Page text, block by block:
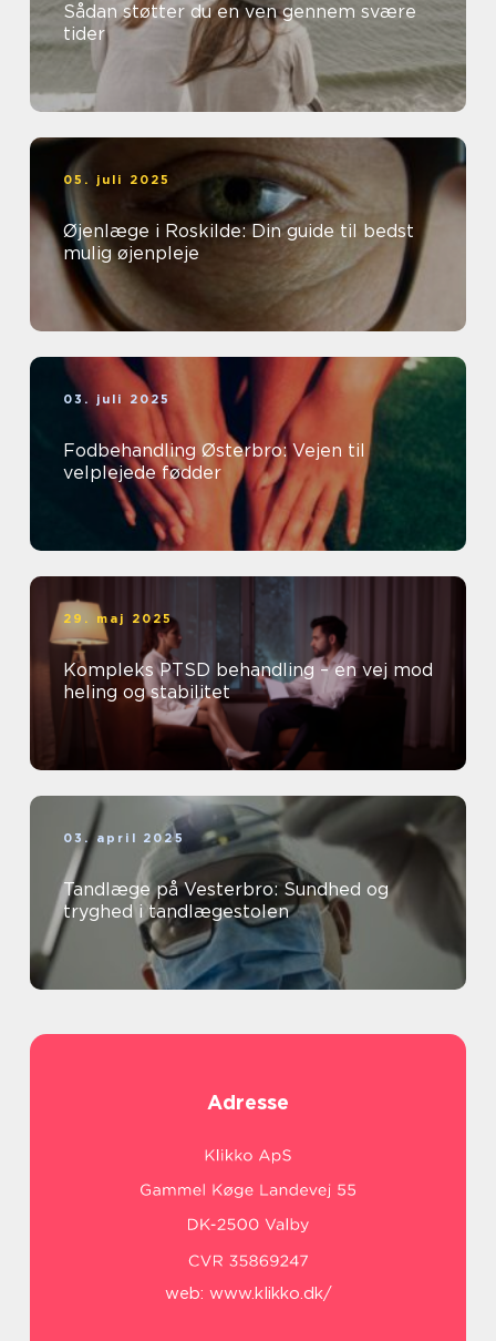
Sådan støtter du en ven gennem svære
tider
05. juli 2025
Øjenlæge i Roskilde: Din guide til bedst
mulig øjenpleje
03. juli 2025
Fodbehandling Østerbro: Vejen til
velplejede fødder
29. maj 2025
Kompleks PTSD behandling – en vej mod
heling og stabilitet
03. april 2025
Tandlæge på Vesterbro: Sundhed og
tryghed i tandlægestolen
Adresse
web: www.klikko.dk/